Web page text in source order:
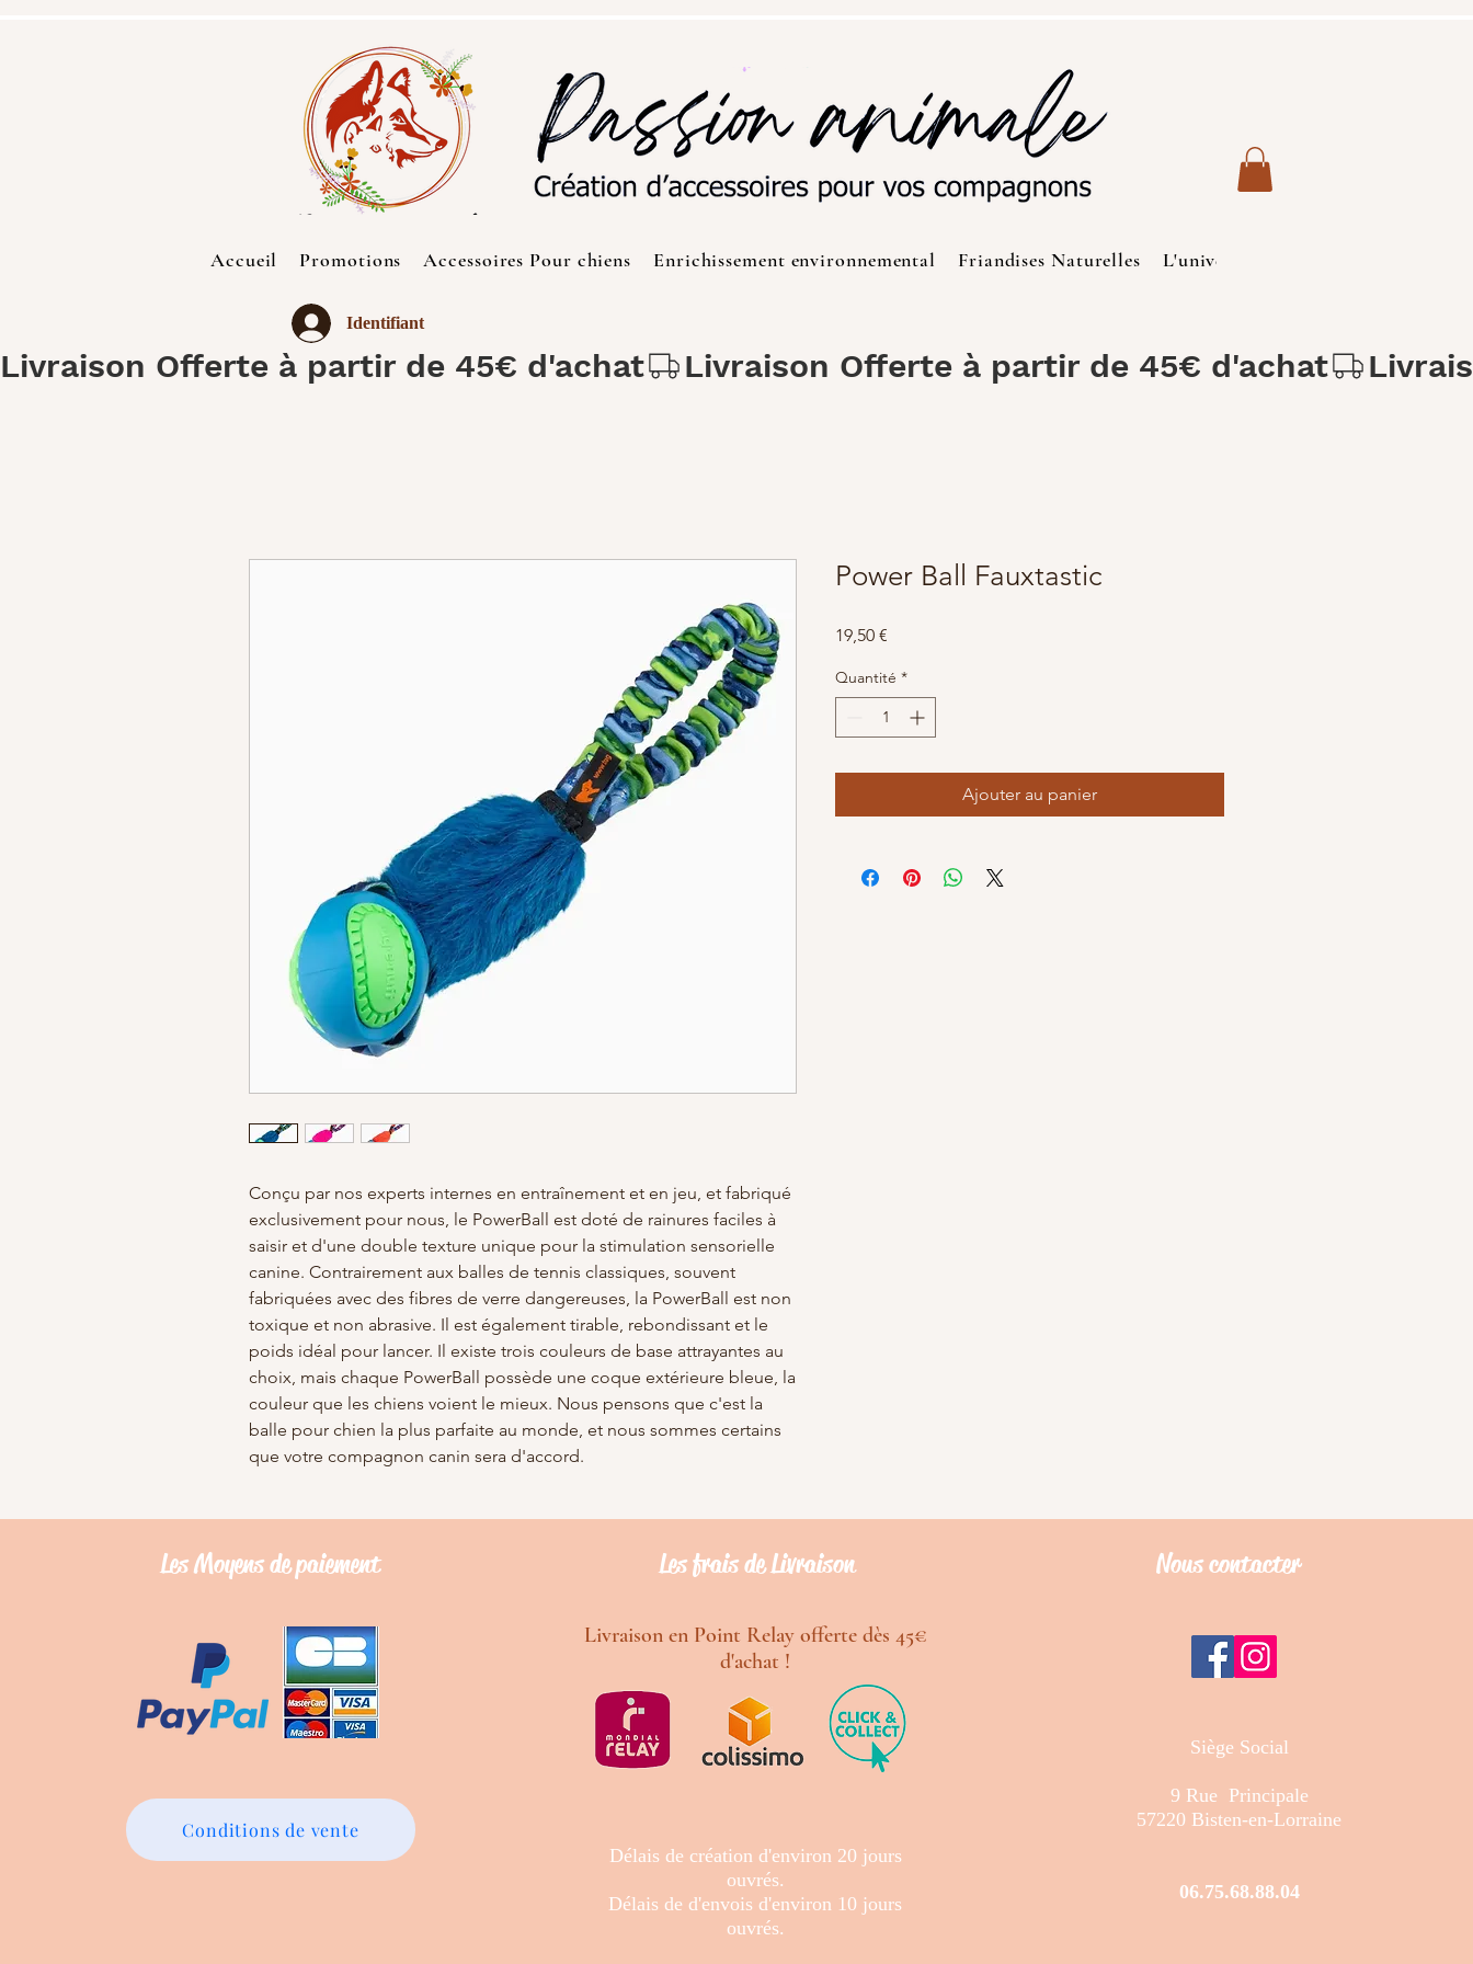
Accueil Promotions Accessoires Pour chiens Enrichissement environnemental Friandises Naturelles L'univers des Chats
Identifiant
Livraison Offerte à partir de 45€ d'achat
Conçu par nos experts internes en entraînement et en jeu, et fabriqué
exclusivement pour nous, le PowerBall est doté de rainures faciles à
saisir et d'une double texture unique pour la stimulation sensorielle
canine. Contrairement aux balles de tennis classiques, souvent
fabriquées avec des fibres de verre dangereuses, la PowerBall est non
toxique et non abrasive. Il est également tirable, rebondissant et le
poids idéal pour lancer. Il existe trois couleurs de base attrayantes au
choix, mais chaque PowerBall possède une coque extérieure bleue, la
couleur que les chiens voient le mieux. Nous pensons que c'est la
balle pour chien la plus parfaite au monde, et nous sommes certains
que votre compagnon canin sera d'accord.
Power Ball Fauxtastic
19,50 €
Quantité *
Ajouter au panier
Les Moyens depaiement
Conditions de vente
Les frais de Livraison
Livraison en Point Relay offerte dès 45€
d'achat !
Délais de création d'environ 20 jours
ouvrés.
Délais de d'envois d'environ 10 jours
ouvrés.
Nous contacter
Siège Social
9 Rue Principale
57220 Bisten-en-Lorraine
06.75.68.88.04